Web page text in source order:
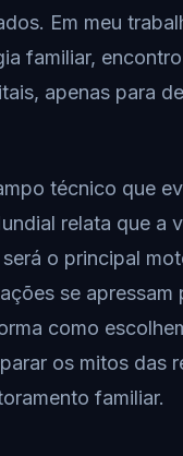
Em meu
familiar,
apenas para
técnico que
relata que a
o principal
se
como
os mitos das
familiar.